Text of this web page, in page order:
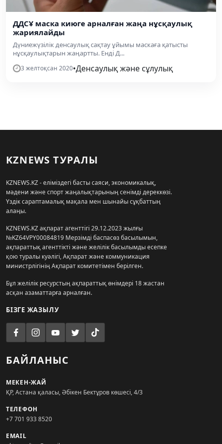
ДДCҰ маска киюге арналған жаңа нұсқаулық
жариялайды
Дүниежүзілік денсаулық сақтау ұйымы маскаға қатысты
нұсқаулықтарын жаңартты. Енді Д...
3 желтоқсан 2020•Денсаулық және сұлулық
KZNEWS ТУРАЛЫ
KZNEWS.KZ - еліміздегі басты саяси, экономикалық,
мәдени және спорт жаңалықтарының сенімді дереккөзі.
Үздік сараптамалық мақала мен шынайы сұқбаттың
алаңы.
KZNEWS.KZ ақпарат агенттігі 29.12.2023 жылғы
№KZ64VPY00084819 Мерзімді баспасөз басылымын,
ақпараттық агенттікті және желілік басылымды есепке
қою туралы куәлігі, Ақпарат және коммуникация
министрлігінің Ақпарат комитетімен берілген.
Бұл желілік ресурстың ақпараттық өнімдері 18 жастан
асқан азаматтарға арналған.
БІЗГЕ ЖАЗЫЛУ
БАЙЛАНЫС
МЕКЕН-ЖАЙ
ҚР, Астана қаласы, Әбікен Бектұров көшесі, 4/3
ТЕЛЕФОН
+7 701 933 8520
EMAIL